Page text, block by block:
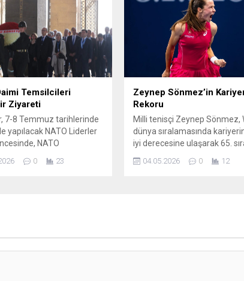
belirterek, Türkiye ile
önemine dikkat çekti.
çalışmalarının tamamının
“Fenerbahçe için” olduğunu
vurguladı ve üyelere 7
sandığa giderken pek çok
çözüleceğine dair söz verdi.
Toplantıda projelerini
Safi, kulübün geleceğine...
Temsilcileri
Ziyareti
7-8 Temmuz tarihlerinde
yapılacak NATO Liderler
NATO
Daimi Temsilcisi
Müller
bulundu. Çelenk
0 23
Zeynep Sönmez’in
Rekoru
Milli tenisçi Zeynep Sönmez,
dünya sıralamasında
iyi derecesine ulaşarak 65.
yükseldi. Son hafta açıklanan
listede Zeynep, iki basamak
uluslararası arenadaki
04.05.2026 0 12